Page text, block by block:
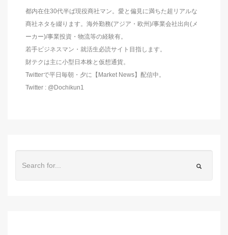
都内在住30代半ば現役商社マン。愛と偏見に満ちた超リアルな
商社ネタを綴ります。海外勤務(アジア・欧州)/事業会社出向(メ
ーカー)/事業投資・物流等の経験有。
若手ビジネスマン・就活生必読サイト目指します。
財テクは主に小型日本株と仮想通貨。
Twitterで平日毎朝・夕に【Market News】配信中。
Twitter : @Dochikun1